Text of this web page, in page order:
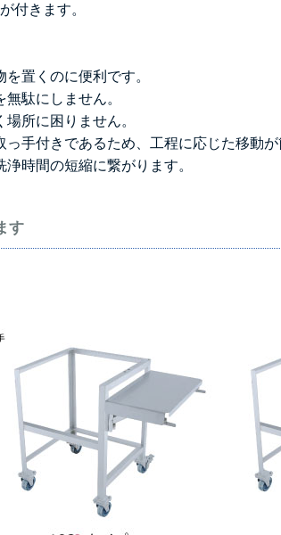
付きます。
置くのに便利です。
駄にしません。
所に困りません。
手付きであるため、工程に応じた移動が
時間の短縮に繋がります。
す